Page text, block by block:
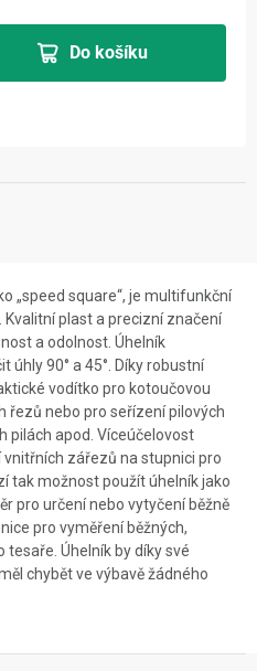
Do košíku
„speed square“, je multifunkční
plast a precizní značení
a odolnost. Úhelník
úhly 90° a 45°. Díky robustní
vodítko pro kotoučovou
řezů nebo pro seřízení pilových
pilách apod. Víceúčelovost
zářezů na stupnici pro
tak možnost použít úhelník jako
pro určení nebo vytyčení běžně
pro vyměření běžných,
tesaře. Úhelník by díky své
chybět ve výbavě žádného